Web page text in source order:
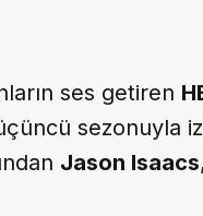
ses getiren
sezonuyla
Jason Isaacs